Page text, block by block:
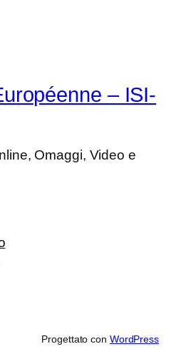
– ISI-
Omaggi, Video e
Progettato con WordPress